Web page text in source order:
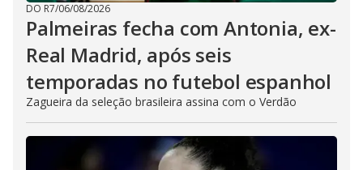
DO R7/06/08/2026
Palmeiras fecha com Antonia, ex-
Real Madrid, após seis
temporadas no futebol espanhol
Zagueira da seleção brasileira assina com o Verdão